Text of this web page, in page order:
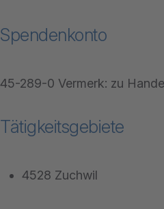
Spendenkonto
45-289-0 Vermerk: zu
Tätigkeitsgebiete
4528 Zuchwil